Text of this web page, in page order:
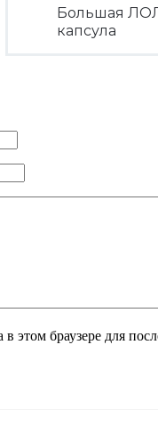
Большая
капсула
в этом браузере для